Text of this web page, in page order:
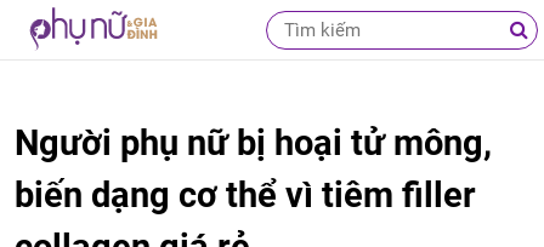
Người phụ nữ bị hoại tử mông,
biến dạng cơ thể vì tiêm filler